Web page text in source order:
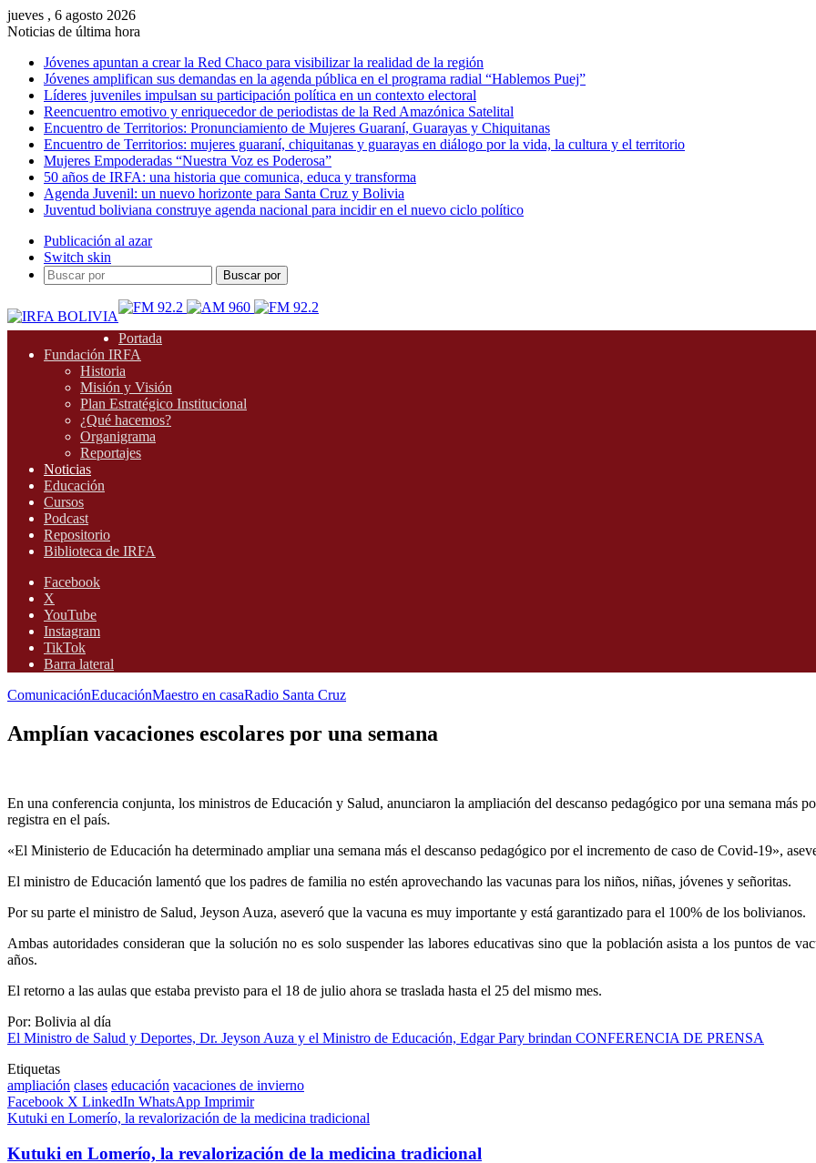
jueves , 6 agosto 2026
Noticias de última hora
Jóvenes apuntan a crear la Red Chaco para visibilizar la realidad de la región
Jóvenes amplifican sus demandas en la agenda pública en el programa radial “Hablemos Puej”
Líderes juveniles impulsan su participación política en un contexto electoral
Reencuentro emotivo y enriquecedor de periodistas de la Red Amazónica Satelital
Encuentro de Territorios: Pronunciamiento de Mujeres Guaraní, Guarayas y Chiquitanas
Encuentro de Territorios: mujeres guaraní, chiquitanas y guarayas en diálogo por la vida, la cultura y el territorio
Mujeres Empoderadas “Nuestra Voz es Poderosa”
50 años de IRFA: una historia que comunica, educa y transforma
Agenda Juvenil: un nuevo horizonte para Santa Cruz y Bolivia
Juventud boliviana construye agenda nacional para incidir en el nuevo ciclo político
Publicación al azar
Switch skin
Buscar por
Portada
Fundación IRFA
Historia
Misión y Visión
Plan Estratégico Institucional
¿Qué hacemos?
Organigrama
Reportajes
Noticias
Educación
Cursos
Podcast
Repositorio
Biblioteca de IRFA
Facebook
X
YouTube
Instagram
TikTok
Barra lateral
ComunicaciónEducaciónMaestro en casaRadio Santa Cruz
Amplían vacaciones escolares por una semana
En una conferencia conjunta, los ministros de Educación y Salud, anunciaron la ampliación del descanso pedagógico por una semana más
registra en el país.
«El Ministerio de Educación ha determinado ampliar una semana más el descanso pedagógico por el incremento de caso de Covid-19»,
El ministro de Educación lamentó que los padres de familia no estén aprovechando las vacunas para los niños, niñas, jóvenes y señoritas.
Por su parte el ministro de Salud, Jeyson Auza, aseveró que la vacuna es muy importante y está garantizado para el 100% de los bolivianos.
Ambas autoridades consideran que la solución no es solo suspender las labores educativas sino que la población asista a los puntos de
años.
El retorno a las aulas que estaba previsto para el 18 de julio ahora se traslada hasta el 25 del mismo mes.
Por: Bolivia al día
El Ministro de Salud y Deportes, Dr. Jeyson Auza y el Ministro de Educación, Edgar Pary brindan CONFERENCIA DE PRENSA
Etiquetas
ampliación clases educación vacaciones de invierno
Facebook X LinkedIn WhatsApp Imprimir
Kutuki en Lomerío, la revalorización de la medicina tradicional
Kutuki en Lomerío, la revalorización de la medicina tradicional